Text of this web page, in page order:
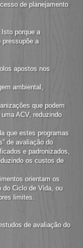
de planejamento
porque a
pressupõe a
apostos nos
ambiental,
que podem
ACV, reduzindo
que estes programas
de avaliação do
e padronizados,
os custos de
orientam os
do Ciclo de Vida, ou
limites.
de avaliação do